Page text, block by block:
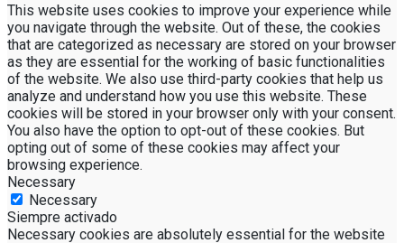
This website uses cookies to improve your experience while
you navigate through the website. Out of these, the cookies
that are categorized as necessary are stored on your browser
as they are essential for the working of basic functionalities
of the website. We also use third-party cookies that help us
analyze and understand how you use this website. These
cookies will be stored in your browser only with your consent.
You also have the option to opt-out of these cookies. But
opting out of some of these cookies may affect your
browsing experience.
Necessary
Necessary
Siempre activado
Necessary cookies are absolutely essential for the website